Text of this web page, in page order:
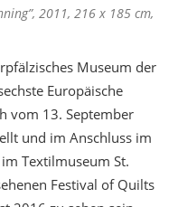
2011, 216 x 185 cm,
Museum der
Europäische
vom 13. September
und im Anschluss im
Textilmuseum St.
Festival of Quilts